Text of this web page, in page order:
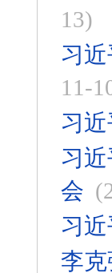
13)
习
11-
习
习
会
习
李